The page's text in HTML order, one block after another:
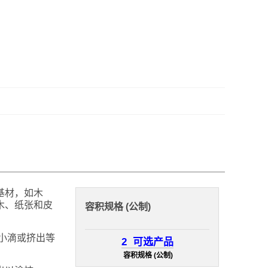
材，如木
、纸张和皮
滴或挤出等
容积规格 (公制)
2 可选产品
容积规格 (公制)